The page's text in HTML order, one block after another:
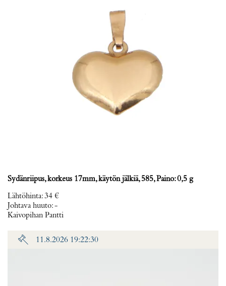
Sydänriipus, korkeus 17mm, käytön jälkiä, 585, Paino: 0,5 g
Lähtöhinta:34 €
Johtava huuto:-
Kaivopihan Pantti
11.8.2026 19:22:30